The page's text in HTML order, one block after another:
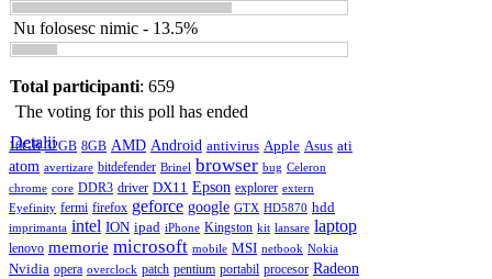
Nu folosesc nimic - 13.5%
Total participanti: 659
The voting for this poll has ended
Detalii
16GB 32GB 8GB AMD Android antivirus Apple Asus ati
atom avertizare bitdefender Brinel browser bug Celeron
chrome core DDR3 driver DX11 Epson explorer extern
Eyefinity fermi firefox geforce google GTX HD5870 hdd
imprimanta intel ION ipad iPhone Kingston kit lansare laptop
lenovo memorie microsoft mobile MSI netbook Nokia
Nvidia opera overclock patch pentium portabil procesor Radeon